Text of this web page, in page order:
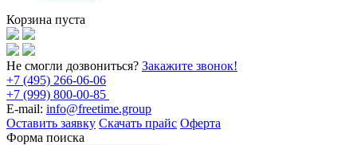
Корзина пуста
Не смогли дозвониться? Закажите звонок!
+7 (495) 266-06-06
+7 (999) 800-00-85
E-mail: info@freetime.group
Оставить заявку Скачать прайс Оферта
Форма поиска